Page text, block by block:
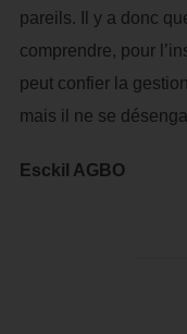
pareils. Il y a donc
comprendre, pour
peut confier la
mais il ne se
Esckil AGBO